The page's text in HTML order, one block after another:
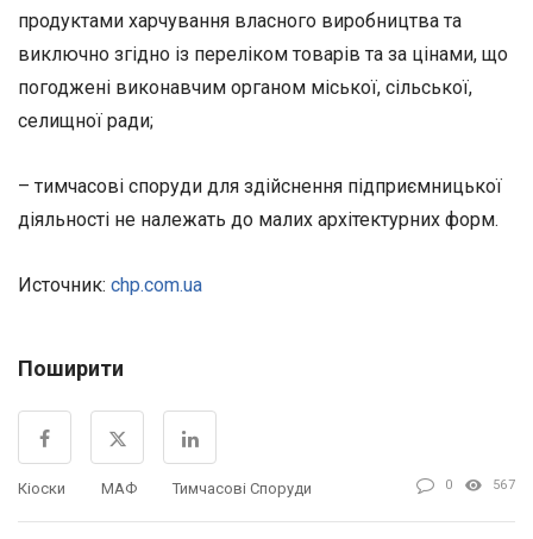
продуктами харчування власного виробництва та
виключно згідно із переліком товарів та за цінами, що
погоджені виконавчим органом міської, сільської,
селищної ради;
– тимчасові споруди для здійснення підприємницької
діяльності не належать до малих архітектурних форм.
Источник: chp.com.ua
Поширити
Кіоски МАФ Тимчасові Споруди 0 567